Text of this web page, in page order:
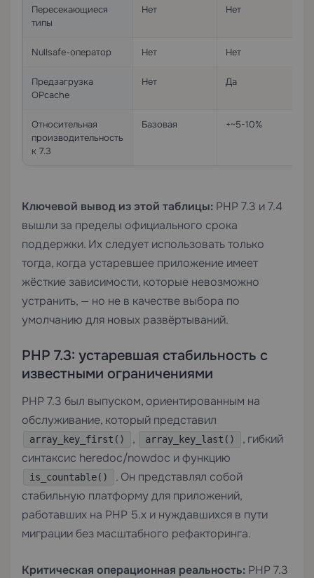
Пересекающиеся
типы
Нет Нет
Nullsafe-оператор Нет Нет
Предзагрузка
OPcache
Нет Да
Относительная
производительность
к 7.3
Базовая +~5-10%
Ключевой вывод из этой таблицы: PHP 7.3 и 7.4
вышли за пределы официального срока
поддержки. Их следует использовать только
тогда, когда устаревшее приложение имеет
жёсткие зависимости, которые невозможно
устранить, — но не в качестве выбора по
умолчанию для новых развёртываний.
PHP 7.3: устаревшая стабильность с
известными ограничениями
PHP 7.3 был выпуском, ориентированным на
обслуживание, который представил
array_key_first() , array_key_last()
, гибкий
синтаксис heredoc/nowdoc и функцию
is_countable()
. Он представлял собой
стабильную платформу для приложений,
работавших на PHP 5.x и нуждавшихся в пути
миграции без масштабного рефакторинга.
Критическая операционная реальность: PHP 7.3